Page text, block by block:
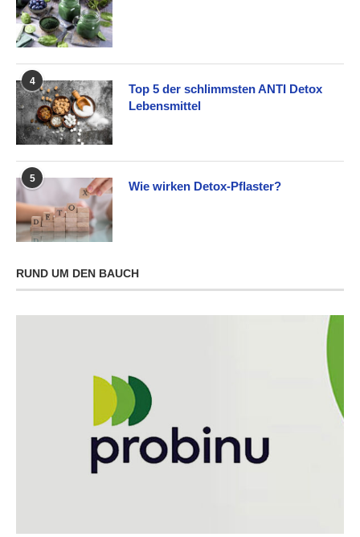
4
Top 5 der schlimmsten ANTI Detox
Lebensmittel
5
Wie wirken Detox-Pflaster?
RUND UM DEN BAUCH